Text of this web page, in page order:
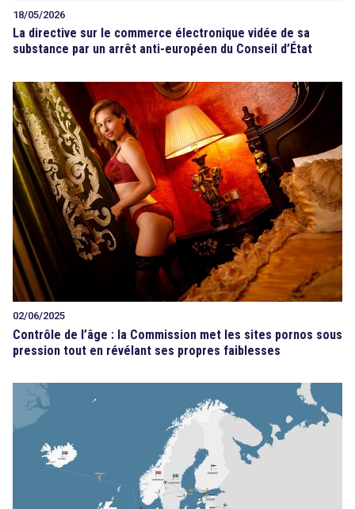
18/05/2026
La directive sur le commerce électronique vidée de sa
substance par un arrêt anti-européen du Conseil d’État
02/06/2025
Contrôle de l’âge : la Commission met les sites pornos sous
pression tout en révélant ses propres faiblesses